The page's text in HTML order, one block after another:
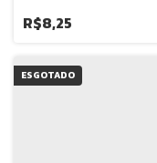
R$8,25
ESGOTADO